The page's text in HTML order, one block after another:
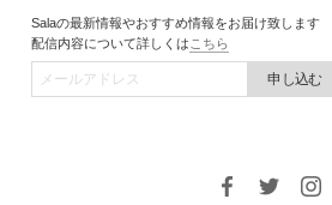
Salaの最新情報やおすすめ情報をお届け致します
配信内容について詳しくは こちら
申し込む